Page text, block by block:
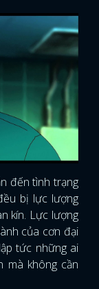
đến tình trạng
bị lực lượng
kín. Lực lượng
của cơn đại
tức những ai
mà không cần